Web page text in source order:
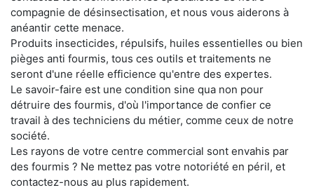
compagnie de désinsectisation, et nous vous aiderons à
anéantir cette menace.
Produits insecticides, répulsifs, huiles essentielles ou bien
pièges anti fourmis, tous ces outils et traitements ne
seront d'une réelle efficience qu'entre des expertes.
Le savoir-faire est une condition sine qua non pour
détruire des fourmis, d'où l'importance de confier ce
travail à des techniciens du métier, comme ceux de notre
société.
Les rayons de votre centre commercial sont envahis par
des fourmis ? Ne mettez pas votre notoriété en péril, et
contactez-nous au plus rapidement.